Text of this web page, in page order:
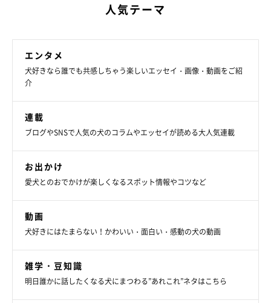
旅行に出ても、いつものようなお散歩をすることがタロさんには
人気テーマ
エンタメ
犬好きなら誰でも共感しちゃう楽しいエッセイ・画像・動画をご紹
介
連載
ブログやSNSで人気の犬のコラムやエッセイが読める大人気連載
お出かけ
愛犬とのおでかけが楽しくなるスポット情報やコツなど
動画
犬好きにはたまらない！かわいい・面白い・感動の犬の動画
雑学・豆知識
明日誰かに話したくなる犬にまつわる”あれこれ”ネタはこちら